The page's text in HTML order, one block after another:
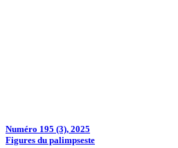
Numéro 195 (3), 2025
Figures du palimpseste